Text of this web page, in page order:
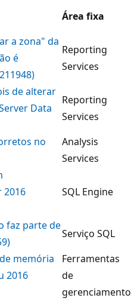
Área fixa
a zona" da
é
Reporting
Services
de alterar
Data
Reporting
Services
no
Analysis
Services
2016
SQL Engine
faz parte de
Serviço SQL
memória
2016
Ferramentas
de
gerenciamento